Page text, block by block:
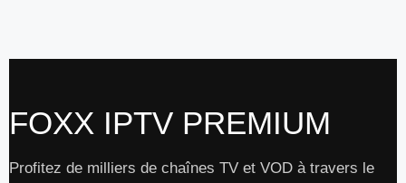
FOXX IPTV PREMIUM
Profitez de milliers de chaînes TV et VOD à travers le